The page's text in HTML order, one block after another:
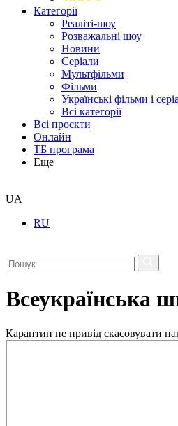
Категорії
Реаліті-шоу
Розважальні шоу
Новини
Серіали
Мультфільми
Фільми
Українські фільми і
Всі категорії
Всі проєкти
Онлайн
ТБ програма
Еще
UA
RU
Всеукраїнська
Карантин не привід скасовувати